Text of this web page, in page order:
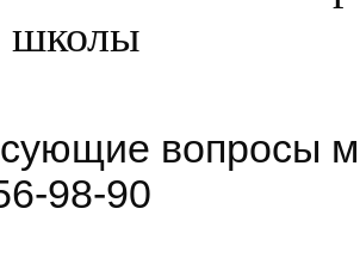
школы
вопросы
98-90